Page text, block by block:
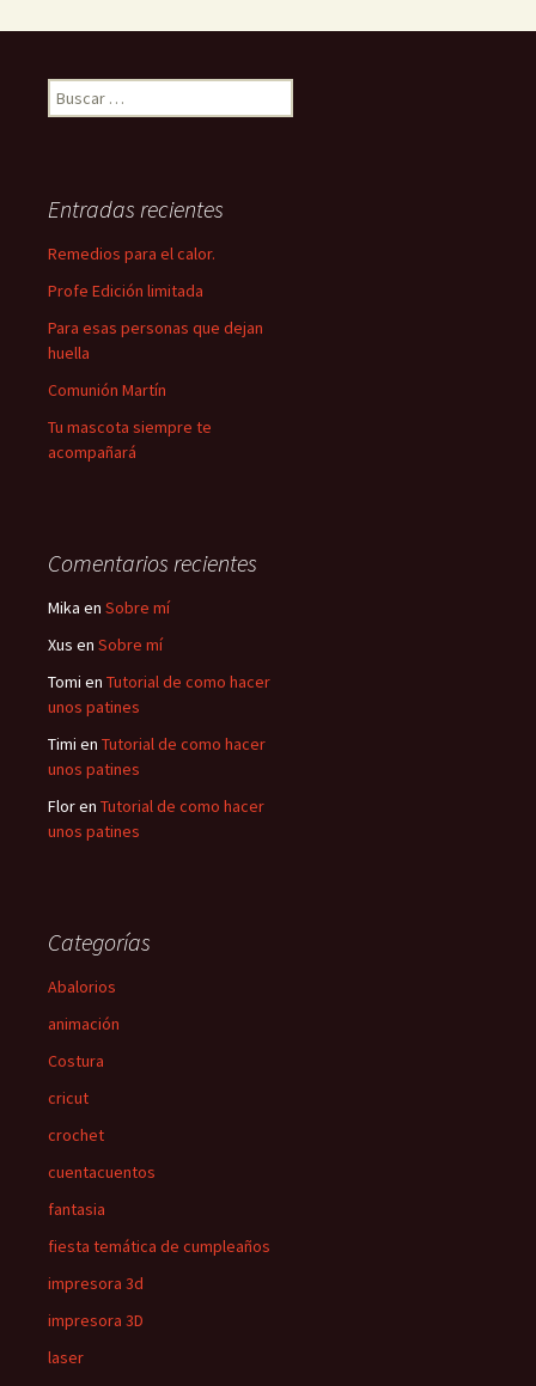
Buscar:
Entradas recientes
Remedios para el calor.
Profe Edición limitada
Para esas personas que dejan
huella
Comunión Martín
Tu mascota siempre te
acompañará
Comentarios recientes
Mika en Sobre mí
Xus en Sobre mí
Tomi en Tutorial de como hacer
unos patines
Timi en Tutorial de como hacer
unos patines
Floren Tutorial de como hacer
unos patines
Categorías
Abalorios
animación
Costura
cricut
crochet
cuentacuentos
fantasia
fiesta temática de cumpleaños
impresora 3d
impresora 3D
laser